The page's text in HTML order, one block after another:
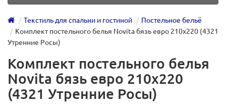
Текстиль для спальни и гостиной
Постельное бельё
Комплект постельного белья Novita бязь евро 210х220 (4321
Утренние Росы)
Комплект постельного белья
Novita бязь евро 210х220
(4321 Утренние Росы)